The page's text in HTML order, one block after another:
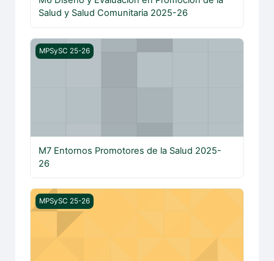
Salud y Salud Comunitaria 2025-26
M7 Entornos Promotores de la Salud 2025-26
MPSySC 25-26
M7 Entornos Promotores de la Salud 2025-
26
M8 Promoción de la Salud Mental y Emocional 2025-26
MPSySC 25-26